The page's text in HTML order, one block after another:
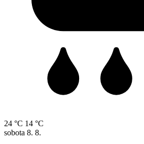
24 °C 14 °C
sobota 8. 8.